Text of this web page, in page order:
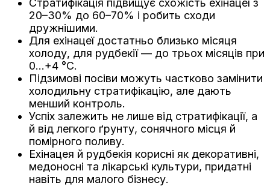
20–30% до 60–70% і робить сходи
дружнішими.
Для ехінацеї достатньо близько місяця
холоду, для рудбекії — до трьох місяців при
0…+4 °C.
Підзимові посіви можуть частково замінити
холодильну стратифікацію, але дають
менший контроль.
Успіх залежить не лише від стратифікації, а
й від легкого ґрунту, сонячного місця й
помірного поливу.
Ехінацея й рудбекія корисні як декоративні,
медоносні та лікарські культури, придатні
навіть для малого бізнесу.